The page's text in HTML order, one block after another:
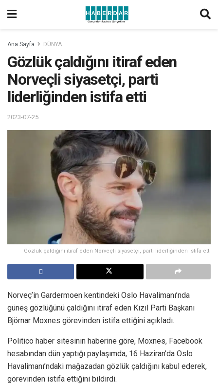
Ana Sayfa DÜNYA
Gözlük çaldığını itiraf eden
Norveçli siyasetçi, parti
liderliğinden istifa etti
2023-07-25
Gözlük çaldığını itiraf eden Norveçli siyasetçi, parti liderliğinden istifa etti
Norveç’in Gardermoen kentindeki Oslo Havalimanı’nda
güneş gözlüğünü çaldığını itiraf eden Kızıl Parti Başkanı
Björnar Moxnes görevinden istifa ettiğini açıkladı.
Politico haber sitesinin haberine göre, Moxnes, Facebook
hesabından dün yaptığı paylaşımda, 16 Haziran’da Oslo
Havalimanı’ndaki mağazadan gözlük çaldığını kabul ederek,
görevinden istifa ettiğini bildirdi.